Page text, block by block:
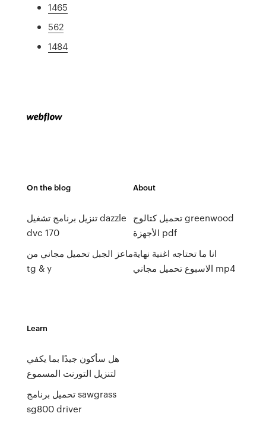
1465
562
1484
On the blog
تنزيل برنامج تشغيل dazzle
dvc 170
ماعز الجبل تحميل مجاني من
tg & y
About
تحميل كتالوج greenwood
الأجهزة pdf
انا ما تحتاجه اغنية نهاية
الاسبوع تحميل مجاني mp4
Learn
هل سأكون جيدًا بما يكفي
لتنزيل التورنت المسموع
تحميل برنامج sawgrass
sg800 driver